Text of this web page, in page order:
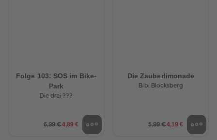
Folge 103: SOS im Bike-
Park
Die drei ???
6,99 €4,89 €
Die Zauberlimonade
Bibi Blocksberg
5,99 €4,19 €